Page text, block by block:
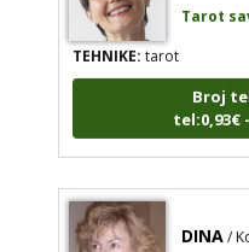
Tarot
TEHNIKE:tarot
Broj
tel:0,93€
DINA /